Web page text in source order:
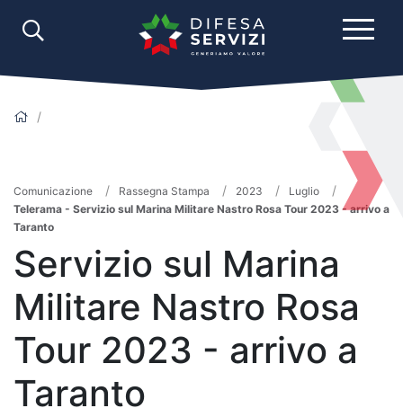
Comunicazione Rassegna Stampa 2023
Luglio
Telerama - Servizio sul Marina Militare Nastro Rosa Tour 2023 - arrivo a
Taranto
Servizio sul Marina
Militare Nastro Rosa
Tour 2023 - arrivo a
Taranto